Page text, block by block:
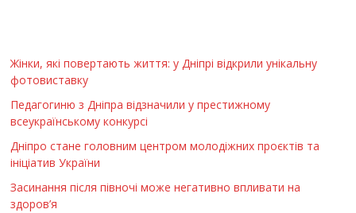
Жінки, які повертають життя: у Дніпрі відкрили унікальну
фотовиставку
Педагогиню з Дніпра відзначили у престижному
всеукраїнському конкурсі
Дніпро стане головним центром молодіжних проєктів та
ініціатив України
Засинання після півночі може негативно впливати на
здоров’я